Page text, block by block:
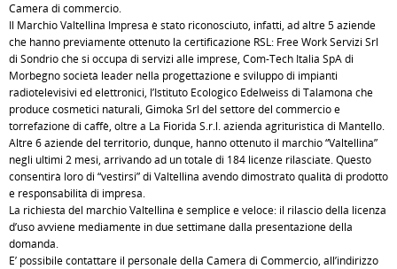
Camera di commercio.
Il Marchio Valtellina Impresa è stato riconosciuto, infatti, ad altre 5 aziende
che hanno previamente ottenuto la certificazione RSL: Free Work Servizi Srl
di Sondrio che si occupa di servizi alle imprese, Com-Tech Italia SpA di
Morbegno società leader nella progettazione e sviluppo di impianti
radiotelevisivi ed elettronici, l’Istituto Ecologico Edelweiss di Talamona che
produce cosmetici naturali, Gimoka Srl del settore del commercio e
torrefazione di caffè, oltre a La Fiorida S.r.l. azienda agrituristica di Mantello.
Altre 6 aziende del territorio, dunque, hanno ottenuto il marchio “Valtellina”
negli ultimi 2 mesi, arrivando ad un totale di 184 licenze rilasciate. Questo
consentirà loro di “vestirsi” di Valtellina avendo dimostrato qualità di prodotto
e responsabilità di impresa.
La richiesta del marchio Valtellina è semplice e veloce: il rilascio della licenza
d’uso avviene mediamente in due settimane dalla presentazione della
domanda.
E’ possibile contattare il personale della Camera di Commercio, all’indirizzo